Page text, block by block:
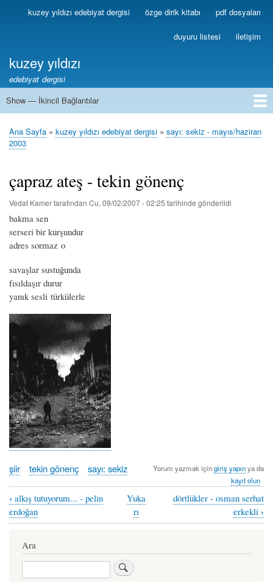
Ana
içeriğe
Birincilkuzey yıldızı edebiyat dergisi özge dirik kitabı pdf dosyaları
duyuru listesi iletişim
kuzey yıldızı
edebiyat dergisi
İkincil
Show — İkincil Bağlantılar
1
2
3
4
5
6
7
8
9
10
11
12
13
Sayfa
Ana Sayfa kuzey yıldızı edebiyat dergisi
sayı: sekiz - mayıs/haziran
2003
çapraz ateş - tekin gönenç
Vedat Kamertarafından Cu, 09/02/2007 - 02:25 tarihinde gönderildi
bakma sen
serseri bir kurşundur
adres sormaz o
savaşlar sustuğunda
fısıldaşır durur
yanık sesli türkülerle
şiir tekin gönenç sayı: sekiz Yorum yazmak içingiriş yapınya da
kayıt olun
Book
traversal
links
for
‹ alkış tutuyorum... - pelin
erdoğan
Yuka
rı
dörtlükler - osman serhat
erkekli ›
Ara
Ara